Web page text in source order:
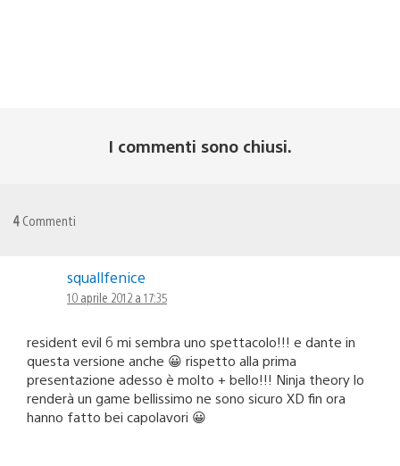
I commenti sono chiusi.
4 Commenti
squallfenice
10 aprile 2012 a 17:35
resident evil 6 mi sembra uno spettacolo!!! e dante in
questa versione anche 😀 rispetto alla prima
presentazione adesso è molto + bello!!! Ninja theory lo
renderà un game bellissimo ne sono sicuro XD fin ora
hanno fatto bei capolavori 😀